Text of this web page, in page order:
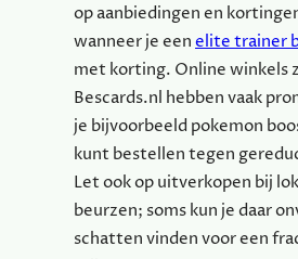
op aanbiedingen en
wanneer je eenelite trainer
met korting. Online winkels
Bescards.nl hebben vaak
je bijvoorbeeld pokemon
kunt bestellen tegen
Let ook op uitverkopen bij
beurzen; soms kun je daar
schatten vinden voor een